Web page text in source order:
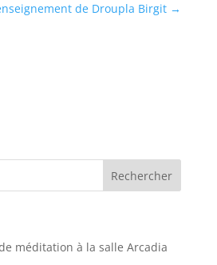
de Droupla Birgit →
méditation à la salle Arcadia